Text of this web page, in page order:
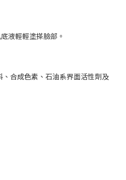
液輕輕塗搽臉部。
合成色素、石油系界面活性劑及